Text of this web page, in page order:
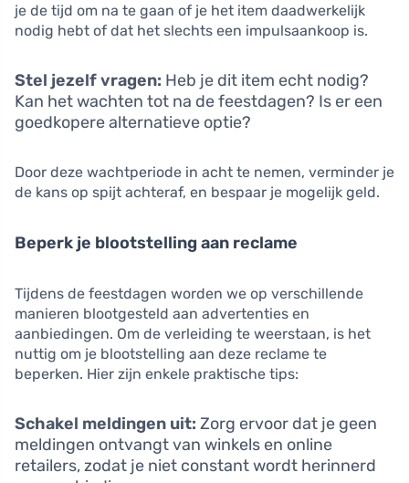
je de tijd om na te gaan of je het item daadwerkelijk
nodig hebt of dat het slechts een impulsaankoop is.
Stel jezelf vragen: Heb je dit item echt nodig?
Kan het wachten tot na de feestdagen? Is er een
goedkopere alternatieve optie?
Door deze wachtperiode in acht te nemen, verminder je
de kans op spijt achteraf, en bespaar je mogelijk geld.
Beperk je blootstelling aan reclame
Tijdens de feestdagen worden we op verschillende
manieren blootgesteld aan advertenties en
aanbiedingen. Om de verleiding te weerstaan, is het
nuttig om je blootstelling aan deze reclame te
beperken. Hier zijn enkele praktische tips:
Schakel meldingen uit: Zorg ervoor dat je geen
meldingen ontvangt van winkels en online
retailers, zodat je niet constant wordt herinnerd